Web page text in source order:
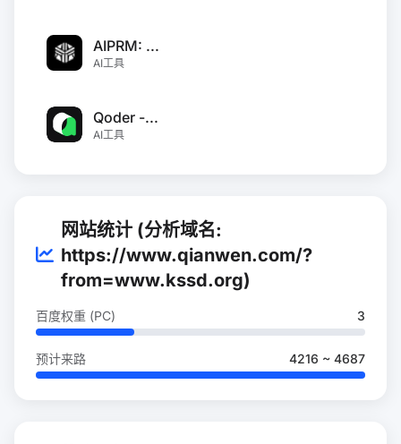
AIPRM: ...
AI工具
Qoder -...
AI工具
网站统计 (分析域名:
https://www.qianwen.com/?
from=www.kssd.org)
百度权重 (PC) 3
预计来路 4216 ~ 4687